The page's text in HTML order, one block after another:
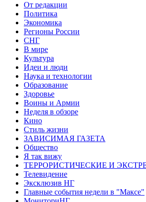
От редакции
Политика
Экономика
Регионы России
СНГ
В мире
Культура
Идеи и люди
Наука и технологии
Образование
Здоровье
Воины и Армии
Неделя в обзоре
Кино
Стиль жизни
ЗАВИСИМАЯ ГАЗЕТА
Общество
Я так вижу
ТЕРРОРИСТИЧЕСКИЕ И
Телевидение
Эксклюзив НГ
Главные события недели в "Максе"